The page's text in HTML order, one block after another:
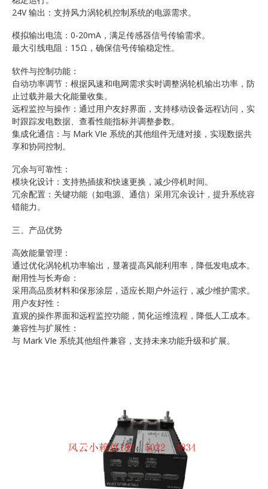
24V 输出：支持风力涡轮机控制系统的电源需求。
模拟输出电流：0-20mA，满足传感器信号传输需求。
最大引线电阻：15Ω，确保信号传输稳定性。
软件与控制功能：
自动功率调节：根据风速和电网需求实时调整涡轮机输出功率，防
止过载并最大化能量收集。
远程监控与操作：通过用户友好界面，支持移动设备远程访问，实
时跟踪发电数据、查看性能指标并调整参数。
集成化通信：与 Mark VIe 系统的其他组件无缝对接，实现数据共
享和协同控制。
冗余与可靠性：
模块化设计：支持热插拔和快速更换，减少停机时间。
冗余配置：关键功能（如电源、通信）采用冗余设计，提升系统容
错能力。
三、产品优势
高效能量管理：
通过优化涡轮机功率输出，显著提高风能利用率，降低发电成本。
耐用性与长寿命：
采用高品质材料和保形涂层，适应长期户外运行，减少维护需求。
用户友好性：
直观的操作界面和远程监控功能，简化运维流程，降低人工成本。
兼容性与扩展性：
与 Mark VIe 系统其他组件兼容，支持未来功能升级和扩展。